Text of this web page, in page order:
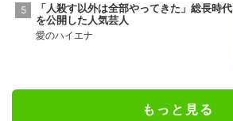
「人殺す以外は全部やってきた」総長時代
を公開した人気芸人
愛のハイエナ
もっと見る